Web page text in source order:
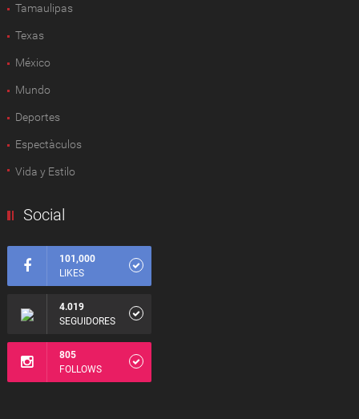
Tamaulipas
Texas
México
Mundo
Deportes
Espectàculos
Vida y Estilo
Social
101,000
LIKES
4.019
SEGUIDORES
805
FOLLOWS